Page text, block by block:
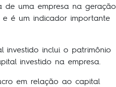
de uma empresa na geração
é um indicador importante
inclui o patrimônio
investido na empresa.
em relação ao capital